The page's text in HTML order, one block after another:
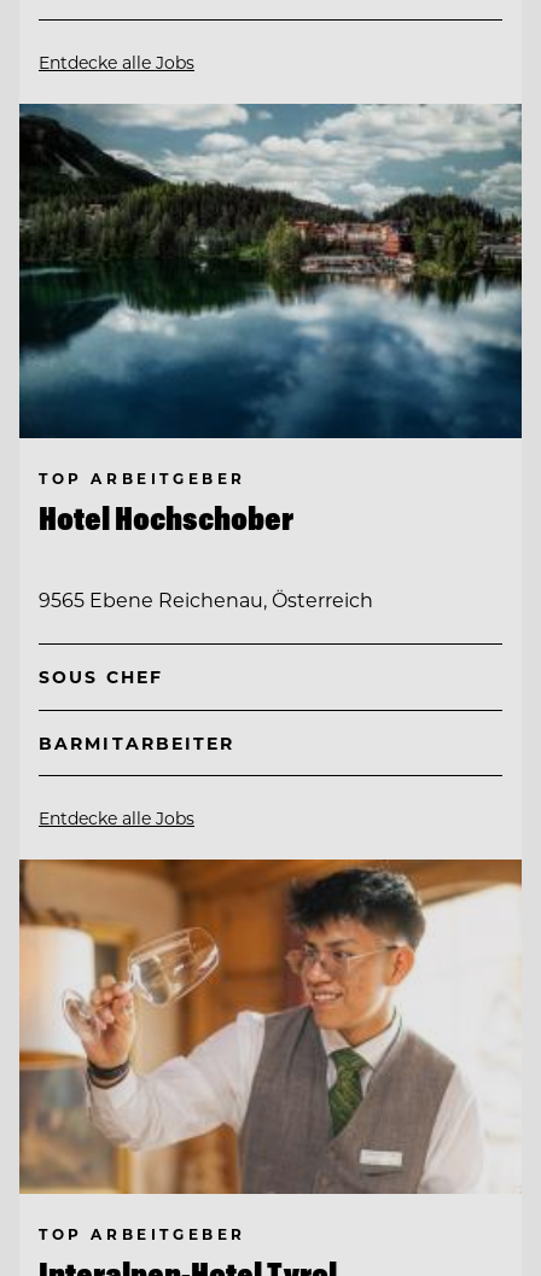
Entdecke alle Jobs
TOP ARBEITGEBER
Hotel Hochschober
9565 Ebene Reichenau, Österreich
SOUS CHEF
BARMITARBEITER
Entdecke alle Jobs
TOP ARBEITGEBER